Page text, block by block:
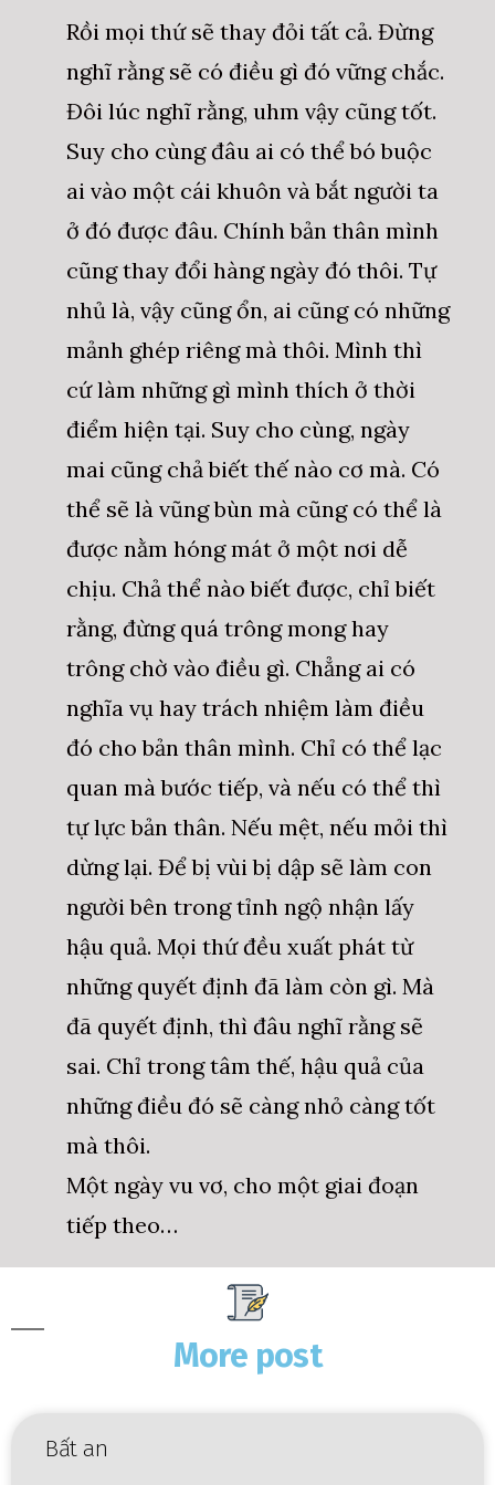
Rồi mọi thứ sẽ thay đỏi tất cả. Đừng
nghĩ rằng sẽ có điều gì đó vững chắc.
Đôi lúc nghĩ rằng, uhm vậy cũng tốt.
Suy cho cùng đâu ai có thể bó buộc
ai vào một cái khuôn và bắt người ta
ở đó được đâu. Chính bản thân mình
cũng thay đổi hàng ngày đó thôi. Tự
nhủ là, vậy cũng ổn, ai cũng có những
mảnh ghép riêng mà thôi. Mình thì
cứ làm những gì mình thích ở thời
điểm hiện tại. Suy cho cùng, ngày
mai cũng chả biết thế nào cơ mà. Có
thể sẽ là vũng bùn mà cũng có thể là
được nằm hóng mát ở một nơi dễ
chịu. Chả thể nào biết được, chỉ biết
rằng, đừng quá trông mong hay
trông chờ vào điều gì. Chẳng ai có
nghĩa vụ hay trách nhiệm làm điều
đó cho bản thân mình. Chỉ có thể lạc
quan mà bước tiếp, và nếu có thể thì
tự lực bản thân. Nếu mệt, nếu mỏi thì
dừng lại. Để bị vùi bị dập sẽ làm con
người bên trong tỉnh ngộ nhận lấy
hậu quả. Mọi thứ đều xuất phát từ
những quyết định đã làm còn gì. Mà
đã quyết định, thì đâu nghĩ rằng sẽ
sai. Chỉ trong tâm thế, hậu quả của
những điều đó sẽ càng nhỏ càng tốt
mà thôi.
Một ngày vu vơ, cho một giai đoạn
tiếp theo…
More post
Bất an